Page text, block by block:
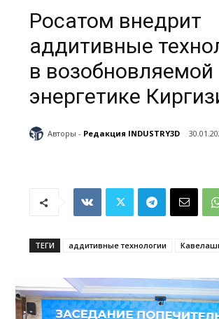
Росатом внедрит
аддитивные
в возобновляемой
энергетике
Авторы - Редакция INDUSTRY3D
ТЕГИ аддитивные технологии